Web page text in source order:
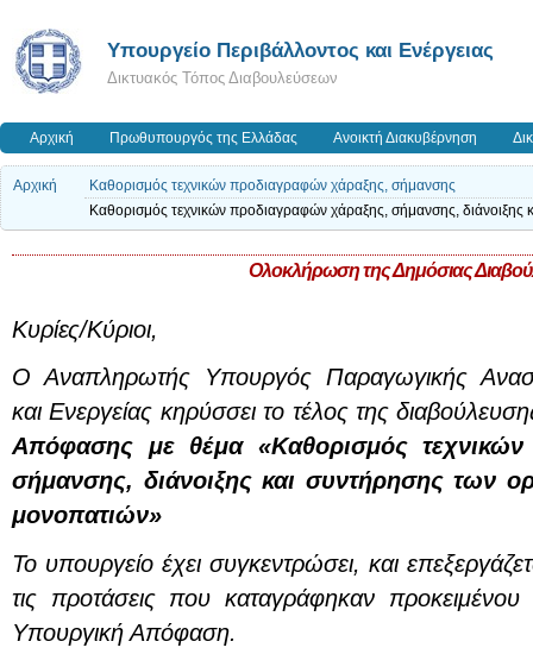
Yπουργείο Περιβάλλοντος και Ενέργειας
Δικτυακός Τόπος Διαβουλεύσεων
Αρχική Πρωθυπουργός της Ελλάδας Ανοικτή Διακυβέρνηση
Αρχική
Καθορισμός τεχνικών προδιαγραφών χάραξης, σήμανσης
Καθορισμός τεχνικών προδιαγραφών χάραξης, σήμανσης,
Ολοκλήρωση της Δημόσιας
Κυρίες/Κύριοι,
Ο Αναπληρωτής Υπουργός Παραγωγικής
και Ενεργείας κηρύσσει το τέλος της
Απόφασης με θέμα «Καθορισμός
σήμανσης, διάνοιξης και συντήρησης των
μονοπατιών»
Το υπουργείο έχει συγκεντρώσει, και
τις προτάσεις που καταγράφηκαν
Υπουργική Απόφαση.